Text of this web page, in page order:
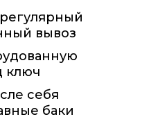
вывоз
ключ
себя
баки